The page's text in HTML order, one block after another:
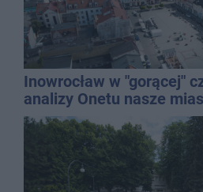
Inowrocław w "gorącej"
analizy Onetu nasze
najbardziej narażonych